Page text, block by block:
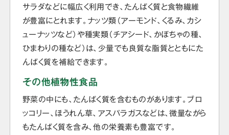
サラダなどに幅広く利用でき、たんぱく質と食物繊維
が豊富にとれます。ナッツ類（アーモンド、くるみ、カシ
ューナッツなど）や種実類（チアシード、かぼちゃの種、
ひまわりの種など）は、少量でも良質な脂質とともにた
んぱく質を補給できます。
その他植物性食品
野菜の中にも、たんぱく質を含むものがあります。ブロ
ッコリー、ほうれん草、アスパラガスなどは、微量ながら
もたんぱく質を含み、他の栄養素も豊富です。